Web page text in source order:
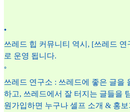
•
쓰레드 힙 커뮤니티 역시, [쓰레드
로 운영 됩니다.
◦
쓰레드 연구소 : 쓰레드에 좋은 글을
하고, 쓰레드에서 잘 터지는 글들을
원가입하면 누구나 셀프 소개 & 홍